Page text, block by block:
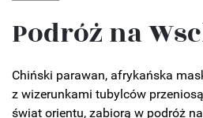
Podróż na
Chiński parawan, afrykańska
z wizerunkami tubylców
świat orientu, zabiorą w podróż